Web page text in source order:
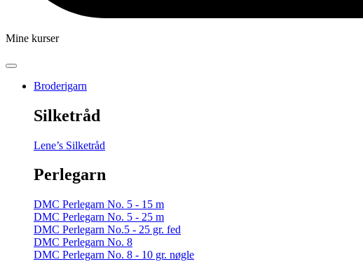
Mine kurser
Broderigarn
Silketråd
Lene’s Silketråd
Perlegarn
DMC Perlegarn No. 5 - 15 m
DMC Perlegarn No. 5 - 25 m
DMC Perlegarn No.5 - 25 gr. fed
DMC Perlegarn No. 8
DMC Perlegarn No. 8 - 10 gr. nøgle